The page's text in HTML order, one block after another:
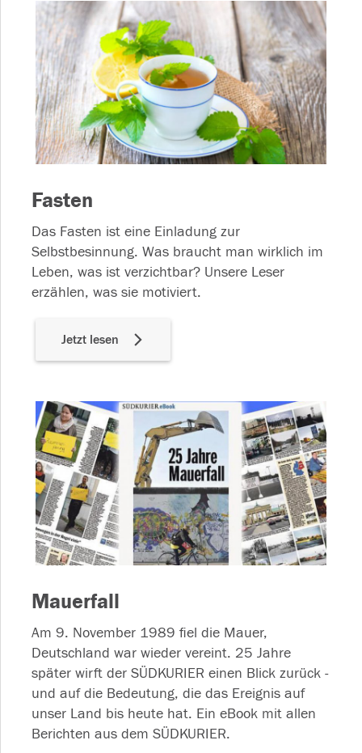
Fasten
Das Fasten ist eine Einladung zur
Selbstbesinnung. Was braucht man wirklich im
Leben, was ist verzichtbar? Unsere Leser
erzählen, was sie motiviert.
Jetzt lesen
Mauerfall
Am 9. November 1989 fiel die Mauer,
Deutschland war wieder vereint. 25 Jahre
später wirft der SÜDKURIER einen Blick zurück -
und auf die Bedeutung, die das Ereignis auf
unser Land bis heute hat. Ein eBook mit allen
Berichten aus dem SÜDKURIER.